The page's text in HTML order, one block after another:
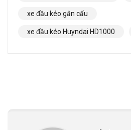
xe đầu kéo gắn cẩu
xe đầu kéo Huyndai HD1000